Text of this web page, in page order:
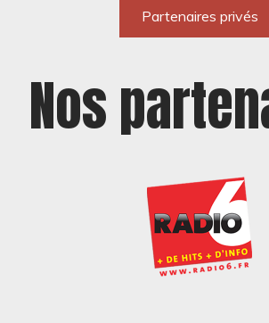
Partenaires privés
Nos